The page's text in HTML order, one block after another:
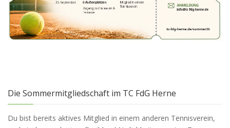
Die Sommermitgliedschaft im TC FdG Herne
Du bist bereits aktives Mitglied in einem anderen Tennisverein,